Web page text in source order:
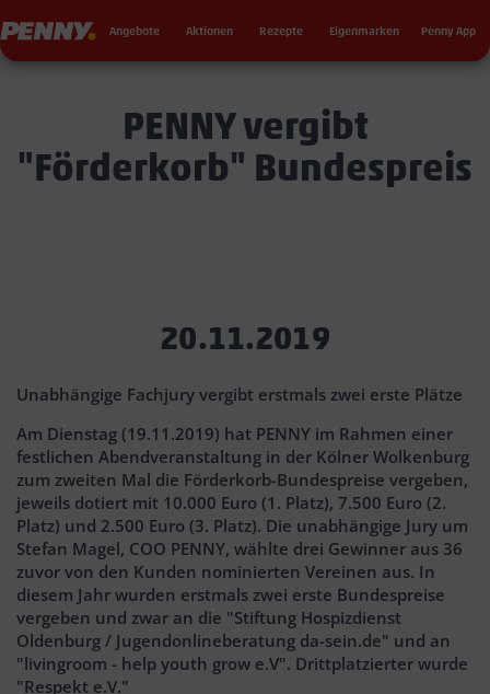
Penny Angebote Aktionen Rezepte Eigenmarken Penny App
PENNY vergibt
"Förderkorb" Bundespreis
20.11.2019
Unabhängige Fachjury vergibt erstmals zwei erste Plätze
Am Dienstag (19.11.2019) hat PENNY im Rahmen einer
festlichen Abendveranstaltung in der Kölner Wolkenburg
zum zweiten Mal die Förderkorb-Bundespreise vergeben,
jeweils dotiert mit 10.000 Euro (1. Platz), 7.500 Euro (2.
Platz) und 2.500 Euro (3. Platz). Die unabhängige Jury um
Stefan Magel, COO PENNY, wählte drei Gewinner aus 36
zuvor von den Kunden nominierten Vereinen aus. In
diesem Jahr wurden erstmals zwei erste Bundespreise
vergeben und zwar an die "Stiftung Hospizdienst
Oldenburg / Jugendonlineberatung da-sein.de" und an
"livingroom - help youth grow e.V". Drittplatzierter wurde
"Respekt e.V."